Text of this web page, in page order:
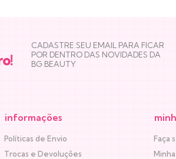
CADASTRE SEU EMAIL PARA FICAR
POR DENTRO DAS NOVIDADES DA
BG BEAUTY
informações
Políticas de Envio
Trocas e Devoluções
Faça